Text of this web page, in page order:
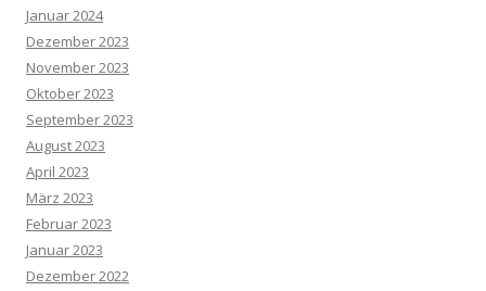
Januar 2024
Dezember 2023
November 2023
Oktober 2023
September 2023
August 2023
April 2023
März 2023
Februar 2023
Januar 2023
Dezember 2022